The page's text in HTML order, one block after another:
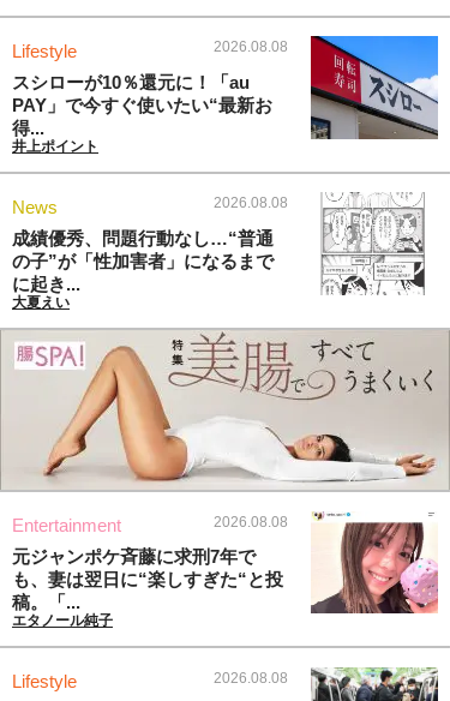
Lifestyle 2026.08.08
スシローが10％還元に！「au
PAY」で今すぐ使いたい“最新お
得...
井上ポイント
News 2026.08.08
成績優秀、問題行動なし…“普通
の子”が「性加害者」になるまで
に起き...
大夏えい
Entertainment 2026.08.08
元ジャンポケ斉藤に求刑7年で
も、妻は翌日に“楽しすぎた“と投
稿。「...
エタノール純子
Lifestyle 2026.08.08